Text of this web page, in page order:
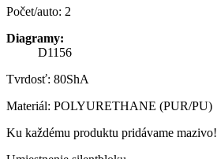
Počet/auto: 2
Diagramy:
D1156
Tvrdosť: 80ShA
Materiál: POLYURETHANE (PUR/PU)
Ku každému produktu pridávame mazivo!